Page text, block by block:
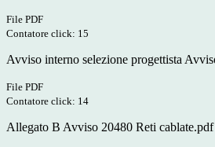
File PDF
Contatore click: 15
Avviso interno selezione progettista
File PDF
Contatore click: 14
Allegato B Avviso 20480 Reti cablate.pdf